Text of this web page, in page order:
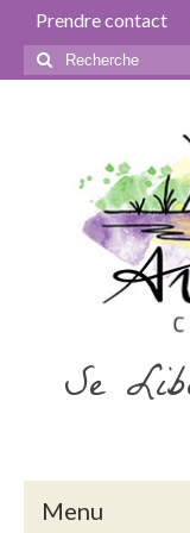
Prendre contact
Rechercher
:
Se
Menu